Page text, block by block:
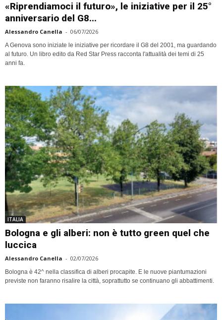
«Riprendiamoci il futuro», le iniziative per il 25°
anniversario del G8...
Alessandro Canella - 06/07/2026
A Genova sono iniziate le iniziative per ricordare il G8 del 2001, ma guardando
al futuro. Un libro edito da Red Star Press racconta l'attualità dei temi di 25
anni fa.
ITALIA
Bologna e gli alberi: non è tutto green quel che
luccica
Alessandro Canella - 02/07/2026
Bologna è 42^ nella classifica di alberi procapite. E le nuove piantumazioni
previste non faranno risalire la città, soprattutto se continuano gli abbattimenti.